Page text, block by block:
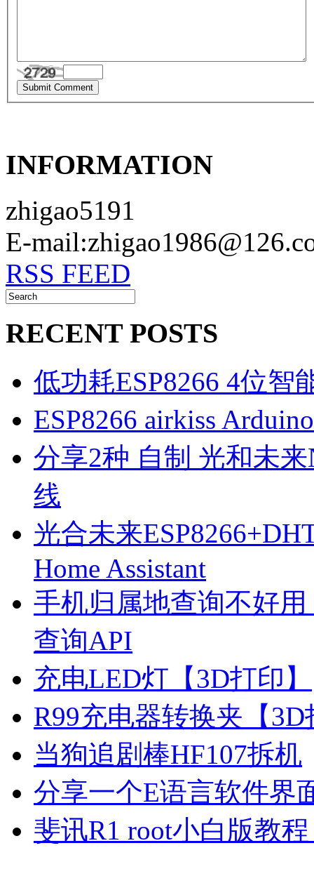
INFORMATION
zhigao5191
E-
RSS FEED
RECENT POSTS
低功耗ESP8266 4位智
ESP8266 airkiss
分享2种 自制 光和未来
线
光合未来
Home Assistant
手机归属地查询不好
查询API
充电LED灯【3D打印】
R99充电器转换夹【3D
当狗追剧棒HF107拆机
分享一个E语言软件界
斐讯R1 root小白版教